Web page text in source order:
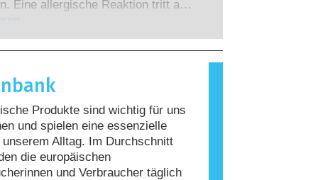
denen die Unternehmen
sind, decken alle
des Hormonsystems.
Eine allergische Reaktion tritt auf,
einer Person auf
Ein Stoff, der eine allergische
wird als Allergen
Kosmetika und
die bei manchen Menschen eine
können. Das bedeutet jedoch
das Produkt für andere Personen
ist.
Produkte sind wichtig für uns
und spielen eine essenzielle
unserem Alltag. Im Durchschnitt
die europäischen
und Verbraucher täglich